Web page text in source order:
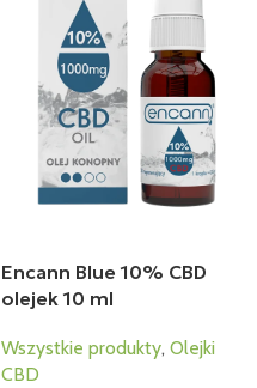
Encann Blue 10% CBD
olejek 10 ml
Wszystkie produkty, Olejki
CBD